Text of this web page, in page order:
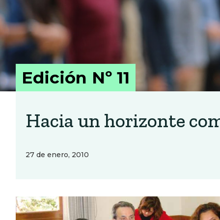
Edición Nº 11
Hacia un horizonte
27 de enero, 2010